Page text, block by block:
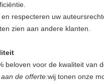
respecteren uw
zien aan andere klanten.
beloven voor de kwaliteit van
de offerte:wij tonen onze